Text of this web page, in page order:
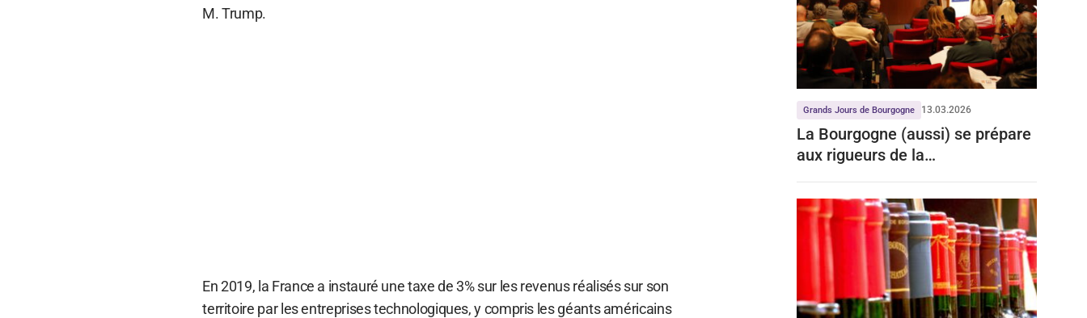
M. Trump.
En 2019, la France a instauré une taxe de 3% sur les revenus réalisés sur son
territoire par les entreprises technologiques, y compris les géants américains
Grands Jours de Bourgogne 13.03.2026
La Bourgogne (aussi) se prépare
aux rigueurs de la
changement climatique